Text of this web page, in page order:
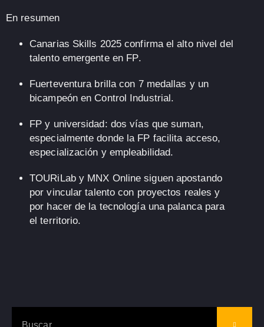
En resumen
Canarias Skills 2025 confirma el alto nivel del
talento emergente en FP.
Fuerteventurabrilla con 7 medallas y un
bicampeónen Control Industrial.
FP y universidad : dos vías que suman,
especialmente donde la FP facilita acceso,
especialización y empleabilidad.
TOURiLab y MNX Online siguen apostando
porvincular talento con proyectos reales y
por hacer de la tecnología una palanca para
el territorio.